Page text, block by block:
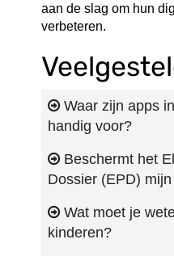
aan de slag om hun
verbeteren.
Waar zijn apps
handig voor?
Beschermt het
Dossier (EPD)
Wat moet je
kinderen?